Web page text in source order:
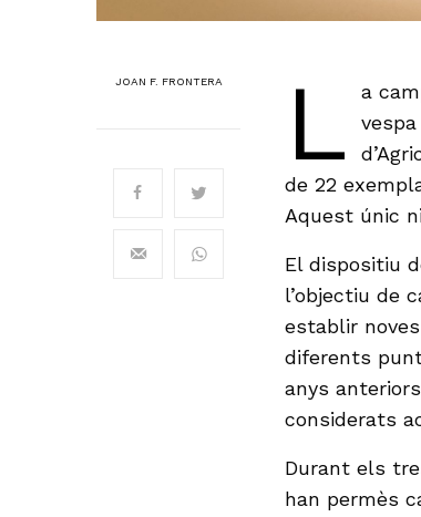
JOAN F. FRONTERA L
a
de 22
Aquest únic
El dispositiu
l’objectiu de
establir
diferents
anys
considerats
Durant els
han permès